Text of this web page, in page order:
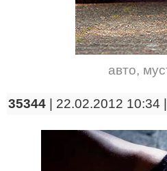
авто,
35344 | 22.02.2012 10:34 |